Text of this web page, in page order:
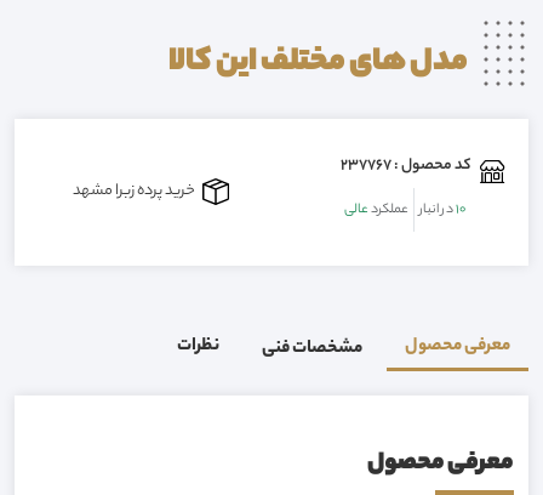
مدل های مختلف اینکالا
کد محصول : 237767
10در انبار عملکردعالی
خرید پرده زبرا مشهد
معرفی محصول مشخصات فنی نظرات
معرفی محصول